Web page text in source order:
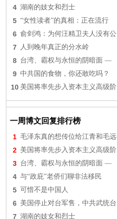
4 湖南的妓女和烈士
5 “女性读者”的真相：正在流行
6 俞剑鸿：为何汪精卫夫人没有公
7 人到晚年真正的分水岭
8 台湾、霸权与永恒的阴暗面 —
9 中共国的食物，你还敢吃吗？
10 美国将率先步入资本主义高级阶
一周博文回复排行榜
1 毛泽东真的想传位给江青和毛远
2 美国将率先步入资本主义高级阶
3 台湾、霸权与永恒的阴暗面 —
4 与“政庇”老侨们聊非法移民
5 可惜不是中国人
6 美国停止对台军售，中共武统台
7 湖南的妓女和烈士